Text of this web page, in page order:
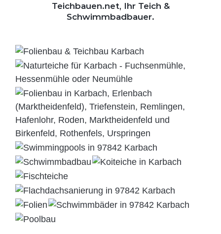
Teichbauen.net, Ihr Teich &
Schwimmbadbauer.